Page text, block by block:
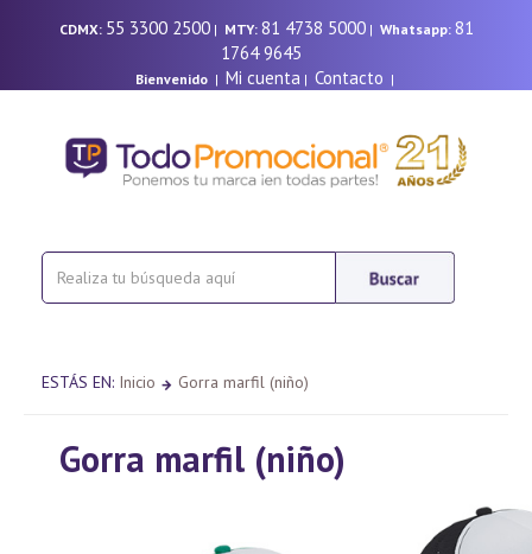
CDMX: 55 3300 2500| MTY: 81 4738 5000| Whatsapp: 81
1764 9645
Bienvenido| Mi cuenta | Contacto |
ESTÁS EN: Inicio Gorra marfil (niño)
Gorra marfil (niño)